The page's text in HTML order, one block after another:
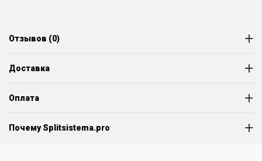
Отзывов (0)
Доставка
Оплата
Почему Splitsistema.pro